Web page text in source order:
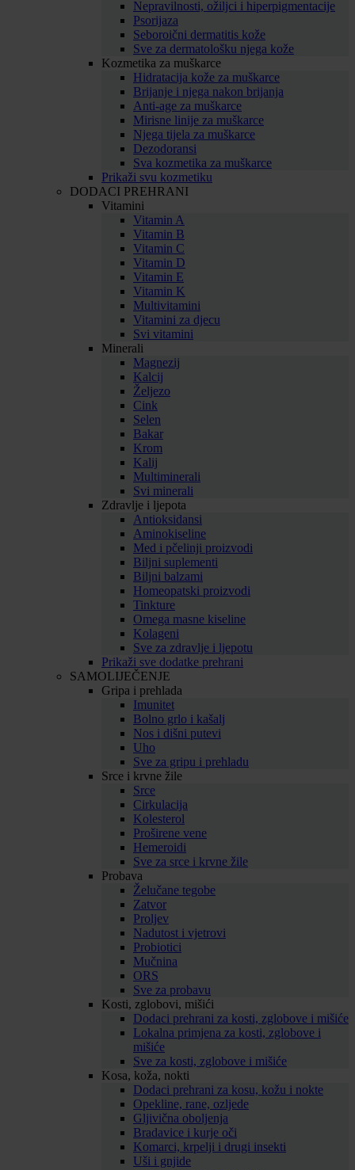
Nepravilnosti, ožiljci i hiperpigmentacije
Psorijaza
Seboroični dermatitis kože
Sve za dermatološku njega kože
Kozmetika za muškarce
Hidratacija kože za muškarce
Brijanje i njega nakon brijanja
Anti-age za muškarce
Mirisne linije za muškarce
Njega tijela za muškarce
Dezodoransi
Sva kozmetika za muškarce
Prikaži svu kozmetiku
DODACI PREHRANI
Vitamini
Vitamin A
Vitamin B
Vitamin C
Vitamin D
Vitamin E
Vitamin K
Multivitamini
Vitamini za djecu
Svi vitamini
Minerali
Magnezij
Kalcij
Željezo
Cink
Selen
Bakar
Krom
Kalij
Multiminerali
Svi minerali
Zdravlje i ljepota
Antioksidansi
Aminokiseline
Med i pčelinji proizvodi
Biljni suplementi
Biljni balzami
Homeopatski proizvodi
Tinkture
Omega masne kiseline
Kolageni
Sve za zdravlje i ljepotu
Prikaži sve dodatke prehrani
SAMOLIJEČENJE
Gripa i prehlada
Imunitet
Bolno grlo i kašalj
Nos i dišni putevi
Uho
Sve za gripu i prehladu
Srce i krvne žile
Srce
Cirkulacija
Kolesterol
Proširene vene
Hemeroidi
Sve za srce i krvne žile
Probava
Želučane tegobe
Zatvor
Proljev
Nadutost i vjetrovi
Probiotici
Mučnina
ORS
Sve za probavu
Kosti, zglobovi, mišići
Dodaci prehrani za kosti, zglobove i mišiće
Lokalna primjena za kosti, zglobove i
mišiće
Sve za kosti, zglobove i mišiće
Kosa, koža, nokti
Dodaci prehrani za kosu, kožu i nokte
Opekline, rane, ozljede
Gljivična oboljenja
Bradavice i kurje oči
Komarci, krpelji i drugi insekti
Uši i gnjide